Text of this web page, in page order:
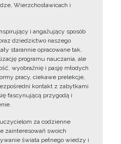
Wierzchosławicach i
i angażujący sposób
dziedzictwo naszego
starannie opracowane tak,
programu nauczania, ale
wyobraźnię i pasję młodych
pracy, ciekawe prelekcje,
kontakt z zabytkami
fascynującą przygodą i
za codzienne
zainteresowań swoich
świata pełnego wiedzy i